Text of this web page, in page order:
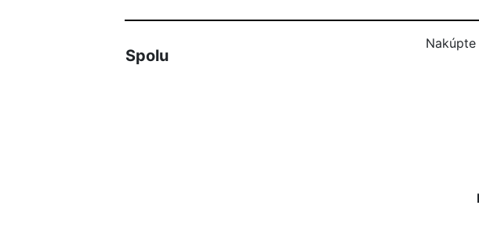
Spolu